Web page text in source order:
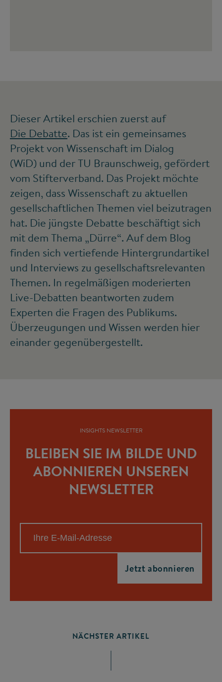
Dieser Artikel erschien zuerst auf
Die Debatte. Das ist ein gemeinsames
Projekt von Wissenschaft im Dialog
(WiD) und der TU Braunschweig, gefördert
vom Stifterverband. Das Projekt möchte
zeigen, dass Wissenschaft zu aktuellen
gesellschaft­lichen Themen viel beizutragen
hat. Die jüngste Debatte beschäftigt sich
mit dem Thema „Dürre“. Auf dem Blog
finden sich vertiefende Hintergrund­artikel
und Interviews zu gesellschafts­relevanten
Themen. In regelmäßigen moderierten
Live-Debatten beantworten zudem
Experten die Fragen des Publikums.
Überzeu­gungen und Wissen werden hier
einander gegenüber­gestellt.
INSIGHTS NEWSLETTER
BLEIBEN SIE IM BILDE UND
ABONNIEREN UNSEREN
NEWSLETTER
NÄCHSTER ARTIKEL